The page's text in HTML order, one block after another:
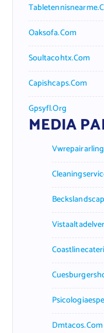
Oaksofa.com
Soultacohtx.com
Capishcaps.com
Gpsyfl.org
MEDIA
Dmtacos.com